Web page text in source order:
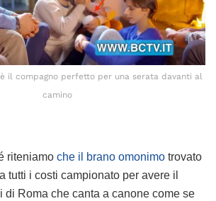
il compagno perfetto per una serata davanti al
camino
riteniamo che il brano omonimo trovato
tutti i costi campionato per avere il
di Roma che canta a canone come se